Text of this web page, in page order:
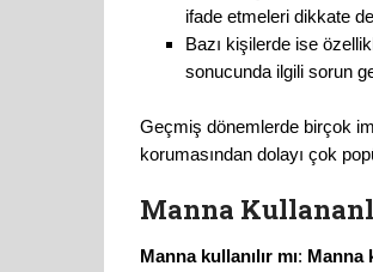
ifade etmeleri dikkate
Bazı kişilerde ise
sonucunda ilgili sorun
Geçmiş dönemlerde birçok
korumasından dolayı çok
Manna
Manna kullanılır mı: Manna